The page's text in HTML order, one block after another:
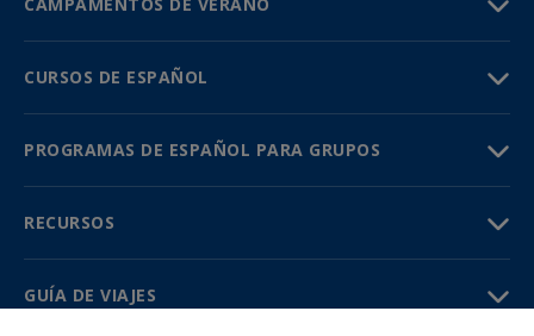
CURSOS DE ESPAÑOL
PROGRAMAS DE ESPAÑOL PARA GRUPOS
RECURSOS
GUÍA DE VIAJES